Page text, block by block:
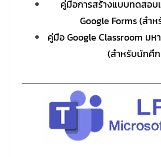
คู่มือการสร้างแบบทดสอบ
Google Forms (สำ
คู่มือ Google Classroom มห
(สำหรับนักศึ